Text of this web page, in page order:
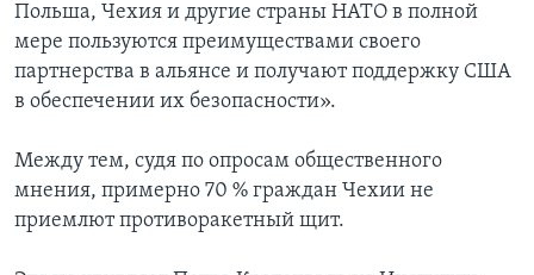
Польша, Чехия и другие страны НАТО в полной
мере пользуются преимуществами своего
партнерства в альянсе и получают поддержку США
в обеспечении их безопасности».
Между тем, судя по опросам общественного
мнения, примерно 70 % граждан Чехии не
приемлют противоракетный щит.